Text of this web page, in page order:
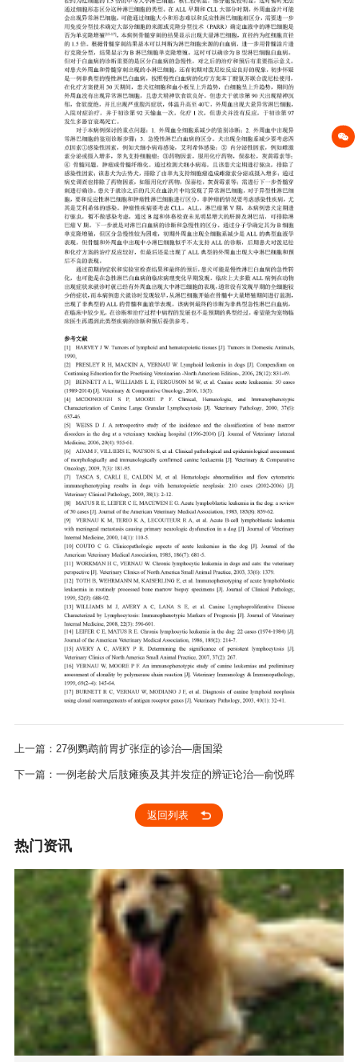
上一篇：27例鹦鹉前胃扩张症的诊治—唐国梁
下一篇：一例老龄犬后肢瘫痪及其并发症的辨证论治—俞悦晖
返回列表
热门资讯